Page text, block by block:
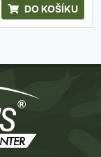
DO KOŠÍKU